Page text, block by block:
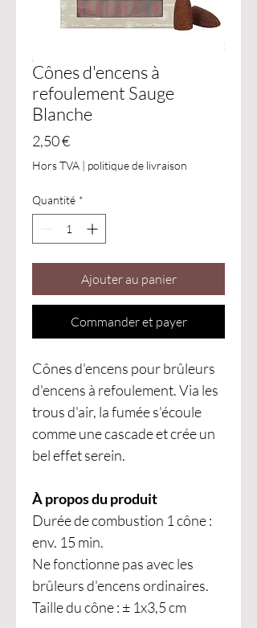
Cônes d'encens à
refoulement Sauge
Blanche
2,50 €Prix
Hors TVA | politique de livraison
Quantité *
Ajouter au panier
Commander et payer
Cônes d'encens pour brûleurs
d'encens à refoulement. Via les
trous d'air, la fumée s'écoule
comme une cascade et crée un
bel effet serein.
À propos du produit
Durée de combustion 1 cône :
env. 15 min.
Ne fonctionne pas avec les
brûleurs d'encens ordinaires.
Taille du cône : ± 1x3,5 cm